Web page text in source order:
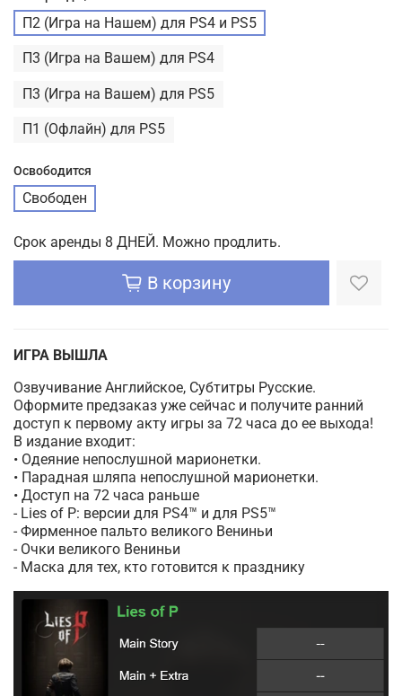
П2 (Игра на Нашем) для PS4 и PS5
П3 (Игра на Вашем) для PS4
П3 (Игра на Вашем) для PS5
П1 (Офлайн) для PS5
Освободится
Свободен
Срок аренды 8 ДНЕЙ. Можно продлить.
В корзину
ИГРА ВЫШЛА
Озвучивание Английское, Субтитры Русские.
Оформите предзаказ уже сейчас и получите ранний
доступ к первому акту игры за 72 часа до ее выхода!
В издание входит:
• Одеяние непослушной марионетки.
• Парадная шляпа непослушной марионетки.
• Доступ на 72 часа раньше
- Lies of P: версии для PS4™ и для PS5™
- Фирменное пальто великого Вениньи
- Очки великого Вениньи
- Маска для тех, кто готовится к празднику